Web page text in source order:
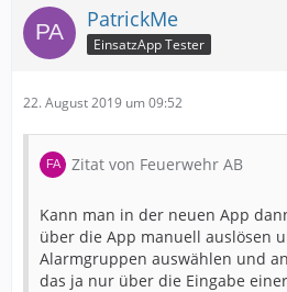
PatrickMe
EinsatzApp Tester
22. August 2019 um 09:52
Zitat von Feuerwehr AB
Kann man in der neuen App
über die App manuell auslösen
Alarmgruppen auswählen und
das ja nur über die Eingabe einer